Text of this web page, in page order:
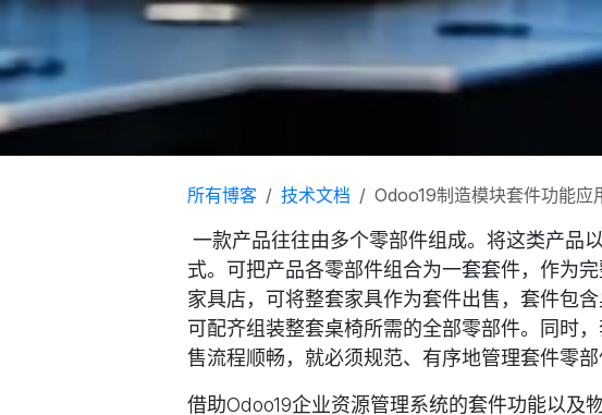
所有博客 技术文档 Odoo19制造模块套件功能应
一款产品往往由多个零部件组成。将这类产品以
式。可把产品各零部件组合为一套套件，作为
家具店，可将整套家具作为套件出售，套件包
可配齐组装整套桌椅所需的全部零部件。同时
售流程顺畅，就必须规范、有序地管理套件零部
借助Odoo19企业资源管理系统的套件功能以及